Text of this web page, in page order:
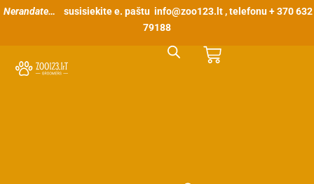
Pereiti
Nerandate… susisiekite e. paštu info@zoo123.lt , telefonu + 370 632
79188
Cart